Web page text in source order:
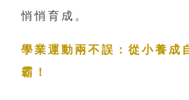
悄悄育成。
學業運動兩不誤：從小養成
霸！